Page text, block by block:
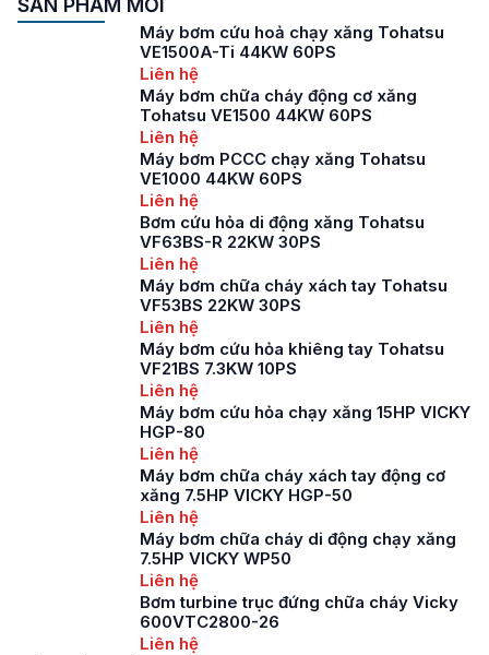
SẢN PHẨM MỚI
Máy bơm cứu hoả chạy xăng Tohatsu
VE1500A-Ti 44KW 60PS
Liên hệ
Máy bơm chữa cháy động cơ xăng
Tohatsu VE1500 44KW 60PS
Liên hệ
Máy bơm PCCC chạy xăng Tohatsu
VE1000 44KW 60PS
Liên hệ
Bơm cứu hỏa di động xăng Tohatsu
VF63BS-R 22KW 30PS
Liên hệ
Máy bơm chữa cháy xách tay Tohatsu
VF53BS 22KW 30PS
Liên hệ
Máy bơm cứu hỏa khiêng tay Tohatsu
VF21BS 7.3KW 10PS
Liên hệ
Máy bơm cứu hỏa chạy xăng 15HP VICKY
HGP-80
Liên hệ
Máy bơm chữa cháy xách tay động cơ
xăng 7.5HP VICKY HGP-50
Liên hệ
Máy bơm chữa cháy di động chạy xăng
7.5HP VICKY WP50
Liên hệ
Bơm turbine trục đứng chữa cháy Vicky
600VTC2800-26
Liên hệ